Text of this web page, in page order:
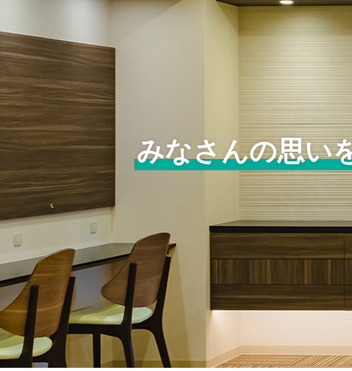
みなさんの思い